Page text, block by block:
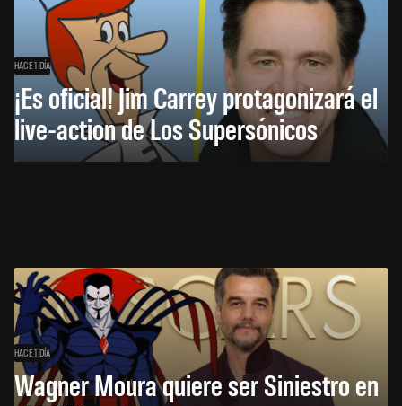
HACE 1 DÍA
¡Es oficial! Jim Carrey protagonizará el
live-action de Los Supersónicos
HACE 1 DÍA
Wagner Moura quiere ser Siniestro en